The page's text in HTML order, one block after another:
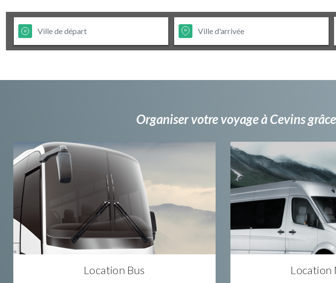
Organiser votre voyage à Cevins
Location Bus Location